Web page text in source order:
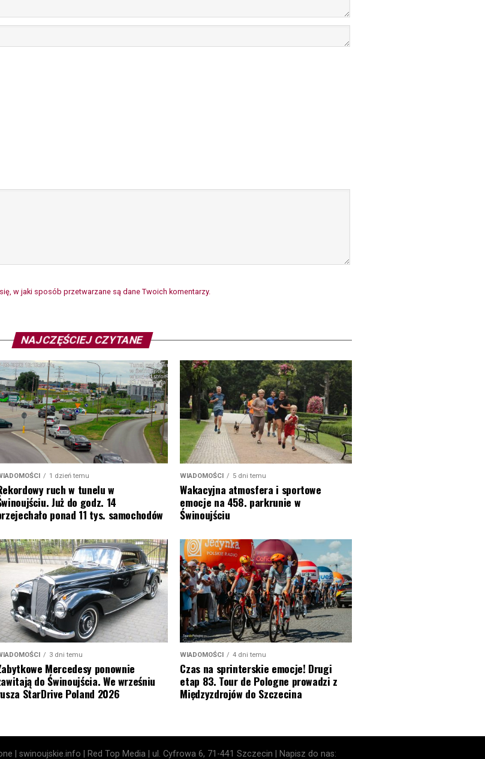
w jaki sposób przetwarzane są dane Twoich komentarzy.
NAJCZĘŚCIEJ CZYTANE
1 dzień temu
ruch w tunelu w
Już do godz. 14
ponad 11 tys. samochodów
WIADOMOŚCI 5 dni temu
Wakacyjna atmosfera i sportowe
emocje na 458. parkrunie w
Świnoujściu
3 dni temu
Mercedesy ponownie
do Świnoujścia. We wrześniu
StarDrive Poland 2026
WIADOMOŚCI 4 dni temu
Czas na sprinterskie emocje! Drugi
etap 83. Tour de Pologne prowadzi z
Międzyzdrojów do Szczecina
| swinoujskie.info | Red Top Media | ul. Cyfrowa 6, 71-441 Szczecin | Napisz do nas: